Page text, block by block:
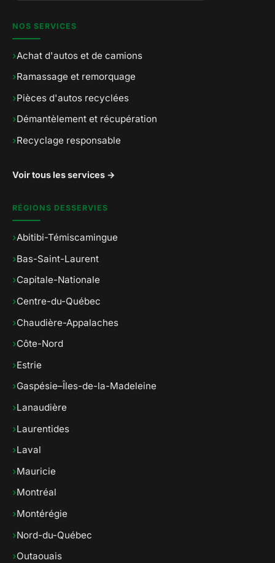
NOS SERVICES
›Achat d'autos et de camions
›Ramassage et remorquage
›Pièces d'autos recyclées
›Démantèlement et récupération
›Recyclage responsable
Voir tous les services →
RÉGIONS DESSERVIES
›Abitibi-Témiscamingue
›Bas-Saint-Laurent
›Capitale-Nationale
›Centre-du-Québec
›Chaudière-Appalaches
›Côte-Nord
›Estrie
›Gaspésie–Îles-de-la-Madeleine
›Lanaudière
›Laurentides
›Laval
›Mauricie
›Montréal
›Montérégie
›Nord-du-Québec
›Outaouais